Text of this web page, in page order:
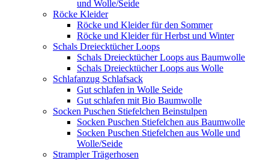
und Wolle/Seide
Röcke Kleider
Röcke und Kleider für den Sommer
Röcke und Kleider für Herbst und Winter
Schals Dreiecktücher Loops
Schals Dreiecktücher Loops aus Baumwolle
Schals Dreiecktücher Loops aus Wolle
Schlafanzug Schlafsack
Gut schlafen in Wolle Seide
Gut schlafen mit Bio Baumwolle
Socken Puschen Stiefelchen Beinstulpen
Socken Puschen Stiefelchen aus Baumwolle
Socken Puschen Stiefelchen aus Wolle und
Wolle/Seide
Strampler Trägerhosen